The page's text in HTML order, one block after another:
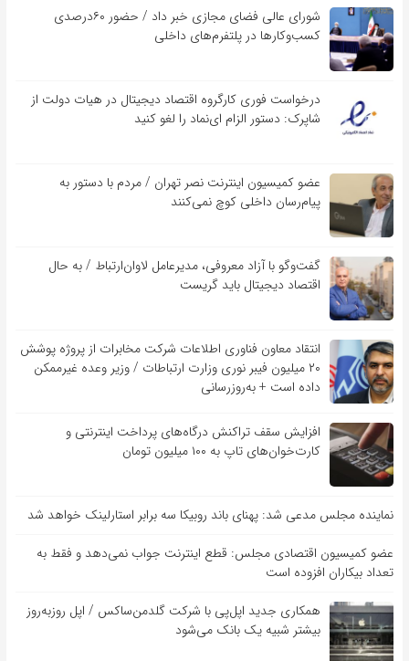
شورای عالی فضای مجازی خبر داد / حضور ۶۰درصدی
کسب‌و‌کارها در پلتفرم‌های داخلی
درخواست فوری کارگروه اقتصاد دیجیتال در هیات دولت از
شاپرک: دستور الزام ای‌نماد را لغو کنید
عضو کمیسیون اینترنت نصر تهران / مردم با دستور به
پیام‌رسان داخلی کوچ نمی‌کنند
گفت‌و‌گو با آزاد معروفی، مدیرعامل لاوان‌ارتباط / به حال
اقتصاد دیجیتال باید گریست
انتقاد معاون فناوری اطلاعات شرکت مخابرات از پروژه پوشش
۲۰ میلیون فیبر نوری وزارت ارتباطات / وزیر وعده غیرممکن
داده است + به‌روزرسانی
افزایش سقف تراکنش درگاه‌های پرداخت اینترنتی و
کارت‌خوان‌های تاپ به ۱۰۰ میلیون تومان
نماینده مجلس مدعی شد: پهنای باند روبیکا سه برابر استارلینک خواهد شد
عضو کمیسیون اقتصادی مجلس: قطع اینترنت جواب نمی‌دهد و فقط به
تعداد بیکاران افزوده است
همکاری جدید اپل‌پی با شرکت گلدمن‌ساکس / اپل روزبه‌روز
بیشتر شبیه یک بانک می‌شود